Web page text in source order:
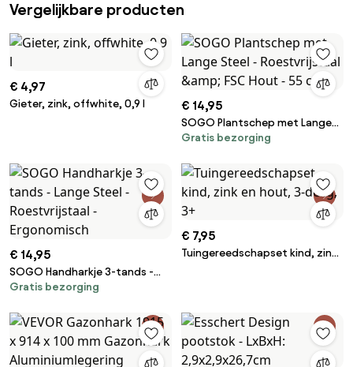
Vergelijkbare producten
€ 4,97
Gieter, zink, offwhite, 0,9 l € 14,95
SOGO Plantschep met Lange
Steel - Roestvrijstaal &amp;
Gratis bezorging
€ 14,95
SOGO Handharkje 3-tands -
Lange Steel - Roestvrijstaal -
Gratis bezorging
€ 7,95
Tuingereedschapset kind, zink